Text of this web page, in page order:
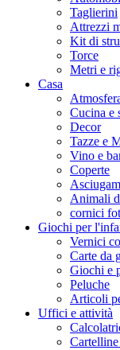
Taglierini
Attrezzi
Kit di
Torce
Metri e
Casa
Cucina e
Decor
Tazze e
Vino e
Coperte
Animali
cornici
Giochi per
Vernici
Carte da
Giochi e
Peluche
Articoli
Uffici e attività